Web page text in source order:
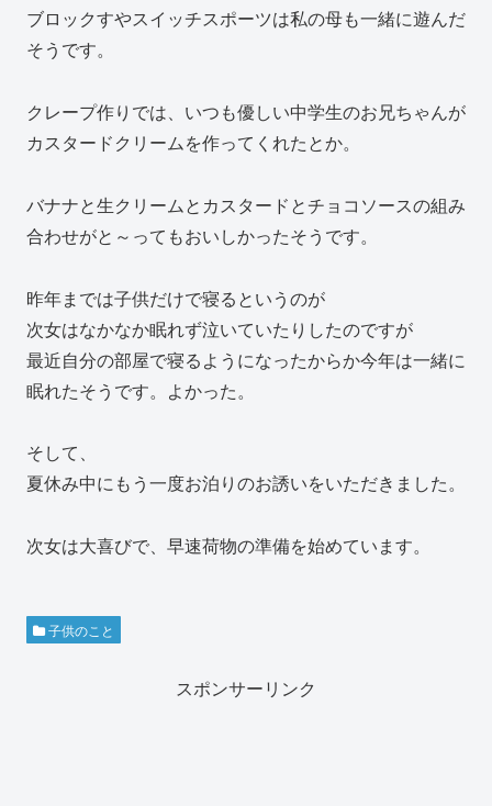
ブロックすやスイッチスポーツは私の母も一緒に遊んだ
そうです。
クレープ作りでは、いつも優しい中学生のお兄ちゃんが
カスタードクリームを作ってくれたとか。
バナナと生クリームとカスタードとチョコソースの組み
合わせがと～ってもおいしかったそうです。
昨年までは子供だけで寝るというのが
次女はなかなか眠れず泣いていたりしたのですが
最近自分の部屋で寝るようになったからか今年は一緒に
眠れたそうです。よかった。
そして、
夏休み中にもう一度お泊りのお誘いをいただきました。
次女は大喜びで、早速荷物の準備を始めています。
子供のこと
スポンサーリンク